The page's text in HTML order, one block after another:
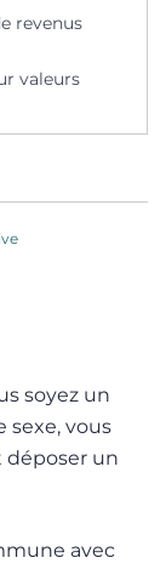
revenus
valeurs
soyez un
sexe, vous
déposer un
avec